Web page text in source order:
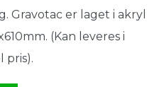
Gravotac er laget i akryl
(Kan leveres i
pris).